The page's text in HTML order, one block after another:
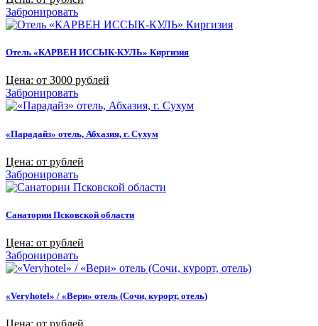
Забронировать
Отель «КАРВЕН ИССЫК-КУЛЬ» Киргизия
Цена: от 3000 рублей
Забронировать
«Парадайз» отель, Абхазия, г. Сухум
Цена: от рублей
Забронировать
Санатории Псковской области
Цена: от рублей
Забронировать
«Veryhotel» / «Вери» отель (Сочи, курорт, отель)